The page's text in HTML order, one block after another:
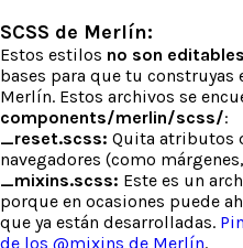
SCSS de Merlín:
Estos estilos no son editables
bases para que tu
Merlín. Estos archivos se
components/merlin/scss/:
_reset.scss: Quita atributos
navegadores (como
_mixins.scss: Este es un
porque en ocasiones puede
que ya están desarrolladas.
de los @mixins de Merlín.